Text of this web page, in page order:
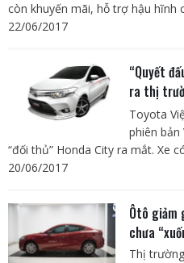
còn khuyến mãi, hỗ trợ hậu hĩnh
22/06/2017
“Quyết
ra thị
Toyota
phiên bản
“đối thủ” Honda City ra mắt. Xe
20/06/2017
Ôtô giảm
chưa
Thị